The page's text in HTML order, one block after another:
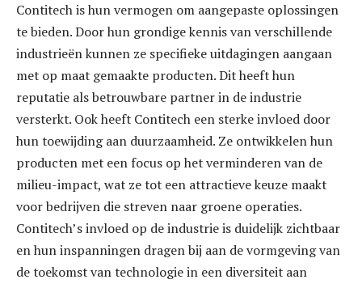
Contitech is hun vermogen om aangepaste oplossingen
te bieden. Door hun grondige kennis van verschillende
industrieën kunnen ze specifieke uitdagingen aangaan
met op maat gemaakte producten. Dit heeft hun
reputatie als betrouwbare partner in de industrie
versterkt. Ook heeft Contitech een sterke invloed door
hun toewijding aan duurzaamheid. Ze ontwikkelen hun
producten met een focus op het verminderen van de
milieu-impact, wat ze tot een attractieve keuze maakt
voor bedrijven die streven naar groene operaties.
Contitech’s invloed op de industrie is duidelijk zichtbaar
en hun inspanningen dragen bij aan de vormgeving van
de toekomst van technologie in een diversiteit aan